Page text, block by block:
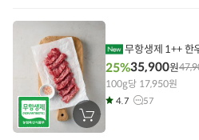
에
기
장
바
무항생제 1++ 한
25%35,900원
100g당 17,950원
4.7 57